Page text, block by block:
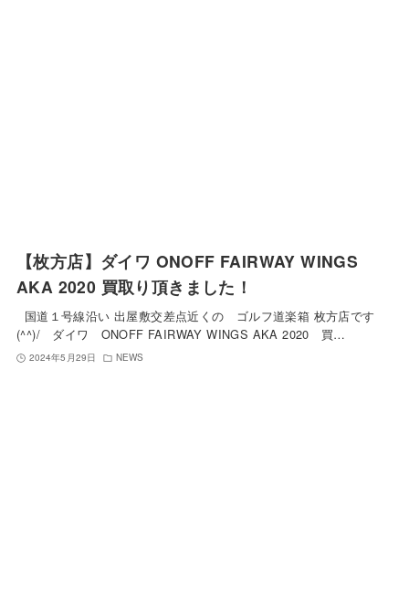
【枚方店】ダイワ ONOFF FAIRWAY WINGS
AKA 2020 買取り頂きました！
国道１号線沿い 出屋敷交差点近くの ゴルフ道楽箱 枚方店です
(^^)/ ダイワ ONOFF FAIRWAY WINGS AKA 2020 買…
2024年5月29日 NEWS